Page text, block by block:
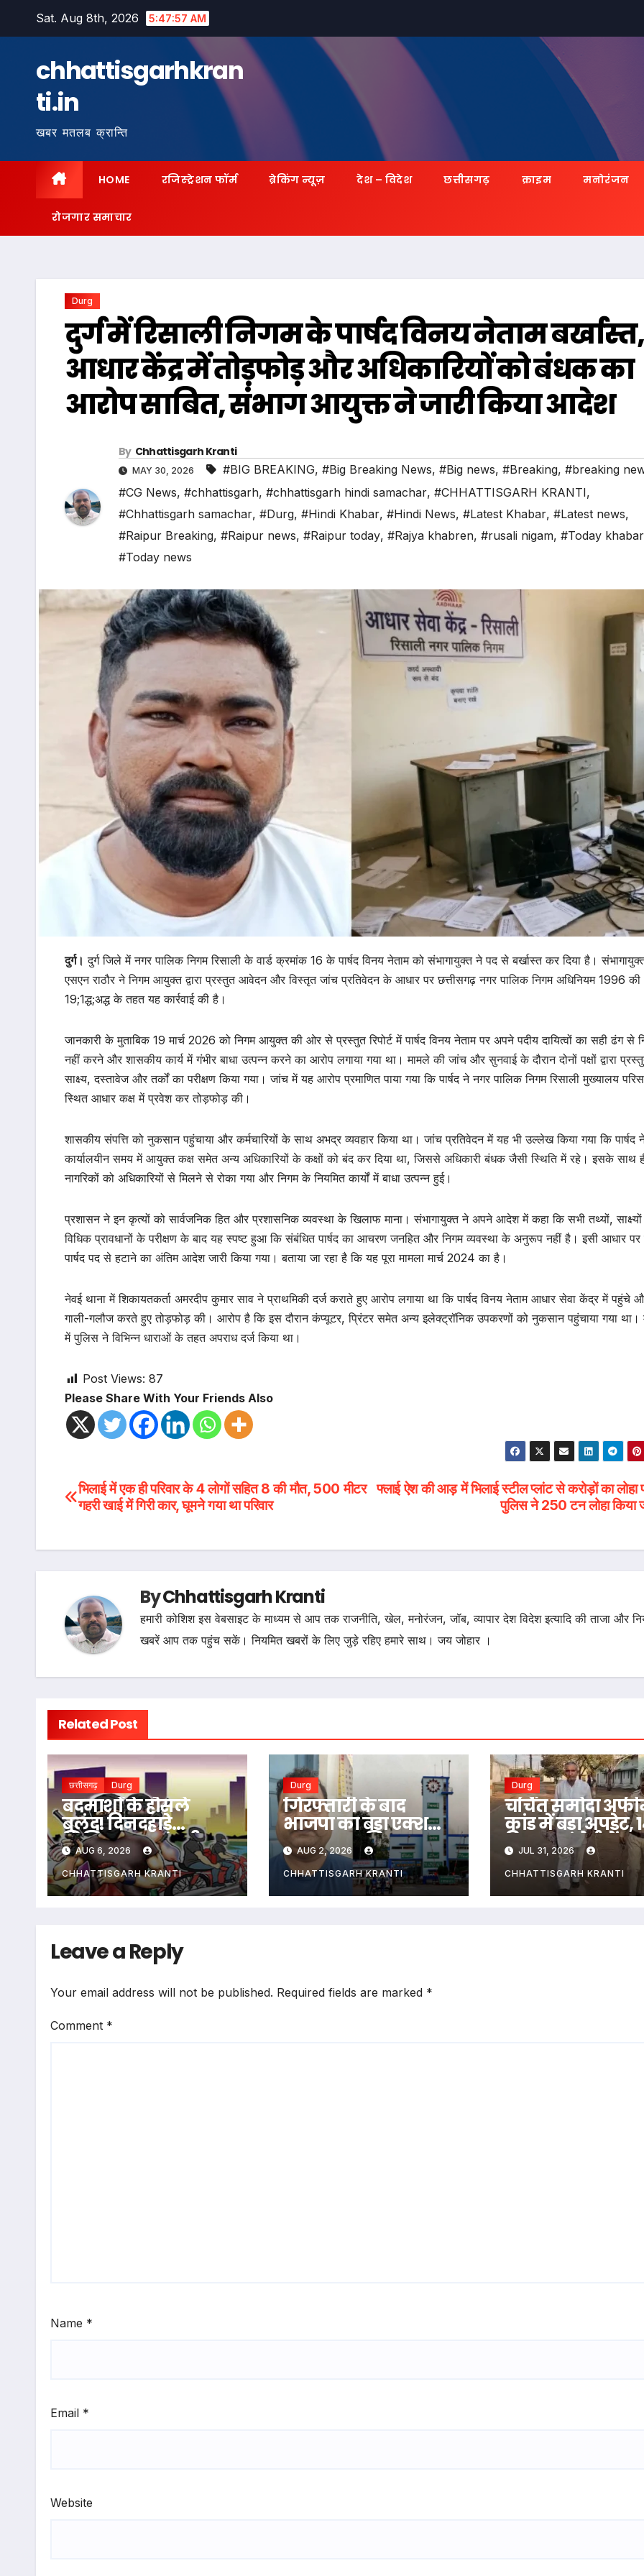
Sat. Aug 8th, 2026 5:47:58 AM
chhattisgarhkran
ti.in
खबर मतलब क्रान्ति
HOME रजिस्ट्रेशन फॉर्म ब्रेकिंग न्यूज़ देश – विदेश छत्तीसगढ़ क्राइम मनोरंजन
रोजगार समाचार
Durg
दुर्ग में रिसाली निगम के पार्षद विनय नेताम बर्खास्त,
आधार केंद्र में तोड़फोड़ और अधिकारियों को बंधक का
आरोप साबित, संभाग आयुक्त ने जारी किया आदेश
By Chhattisgarh Kranti
MAY 30, 2026 #BIG BREAKING, #Big Breaking News, #Big news, #Breaking, #breaking
#CG News, #chhattisgarh, #chhattisgarh hindi samachar, #CHHATTISGARH KRANTI,
#Chhattisgarh samachar, #Durg, #Hindi Khabar, #Hindi News, #Latest Khabar, #Latest news,
#Raipur Breaking, #Raipur news, #Raipur today, #Rajya khabren, #rusali nigam, #Today khabar
#Today news
दुर्ग। दुर्ग जिले में नगर पालिक निगम रिसाली के वार्ड क्रमांक 16 के पार्षद विनय नेताम को संभागायुक्त ने पद से बर्खास्त कर दिया है।
एसएन राठौर ने निगम आयुक्त द्वारा प्रस्तुत आवेदन और विस्तृत जांच प्रतिवेदन के आधार पर छत्तीसगढ़ नगर पालिक निगम अधिनियम 1996 की
19;1द्ध;अद्ध के तहत यह कार्रवाई की है।
जानकारी के मुताबिक 19 मार्च 2026 को निगम आयुक्त की ओर से प्रस्तुत रिपोर्ट में पार्षद विनय नेताम पर अपने पदीय दायित्वों का सही ढंग से
नहीं करने और शासकीय कार्य में गंभीर बाधा उत्पन्न करने का आरोप लगाया गया था। मामले की जांच और सुनवाई के दौरान दोनों पक्षों द्वारा
साक्ष्य, दस्तावेज और तर्कों का परीक्षण किया गया। जांच में यह आरोप प्रमाणित पाया गया कि पार्षद ने नगर पालिक निगम रिसाली मुख्यालय
स्थित आधार कक्ष में प्रवेश कर तोड़फोड़ की।
शासकीय संपत्ति को नुकसान पहुंचाया और कर्मचारियों के साथ अभद्र व्यवहार किया था। जांच प्रतिवेदन में यह भी उल्लेख किया गया कि पार्षद
कार्यालयीन समय में आयुक्त कक्ष समेत अन्य अधिकारियों के कक्षों को बंद कर दिया था, जिससे अधिकारी बंधक जैसी स्थिति में रहे। इसके साथ
नागरिकों को अधिकारियों से मिलने से रोका गया और निगम के नियमित कार्यों में बाधा उत्पन्न हुई।
प्रशासन ने इन कृत्यों को सार्वजनिक हित और प्रशासनिक व्यवस्था के खिलाफ माना। संभागायुक्त ने अपने आदेश में कहा कि सभी तथ्यों,
विधिक प्रावधानों के परीक्षण के बाद यह स्पष्ट हुआ कि संबंधित पार्षद का आचरण जनहित और निगम व्यवस्था के अनुरूप नहीं है। इसी आधार पर
पार्षद पद से हटाने का अंतिम आदेश जारी किया गया। बताया जा रहा है कि यह पूरा मामला मार्च 2024 का है।
नेवई थाना में शिकायतकर्ता अमरदीप कुमार साव ने प्राथमिकी दर्ज कराते हुए आरोप लगाया था कि पार्षद विनय नेताम आधार सेवा केंद्र में पहुंचे
गाली-गलौज करते हुए तोड़फोड़ की। आरोप है कि इस दौरान कंप्यूटर, प्रिंटर समेत अन्य इलेक्ट्रॉनिक उपकरणों को नुकसान पहुंचाया गया था।
में पुलिस ने विभिन्न धाराओं के तहत अपराध दर्ज किया था।
Post Views: 87
Please Share With Your Friends Also
Post
फ्लाई ऐश की आड़ में भिलाई स्टील प्लांट से करोड़ों का लोहा
पुलिस ने 250 टन लोहा किया
भिलाई में एक ही परिवार के 4 लोगों सहित 8 की मौत, 500 मीटर
गहरी खाई में गिरी कार, घूमने गया था परिवार
ByChhattisgarh Kranti
हमारी कोशिश इस वेबसाइट के माध्यम से आप तक राजनीति, खेल, मनोरंजन, जॉब, व्यापार देश विदेश इत्यादि की ताजा और
खबरें आप तक पहुंच सकें। नियमित खबरों के लिए जुड़े रहिए हमारे साथ। जय जोहार ।
Related Post
छत्तीसगढ़ Durg
बदमाशों के हौसले
बुलंद! दिनदहाड़े
शिक्षिका पर तान दी
पिस्टल… ई-रिक्शा
रोककर लूट…
AUG 6, 2026
CHHATTISGARH KRANTI
Durg
गिरफ्तारी के बाद
भाजपा का बड़ा एक्शन,
भास्कर मुदलियार 6
साल के लिए
निष्कासित
AUG 2, 2026
CHHATTISGARH KRANTI
Durg
चर्चित समोदा
कांड में बड़ा अपडेट,
दिन बाद कोर्ट में
पन्नों की चार्जशीट
दाखिल
JUL 31, 2026
CHHATTISGARH KRANTI
Leave a Reply
Your email address will not be published. Required fields are marked *
Comment *
Name *
Email *
Website